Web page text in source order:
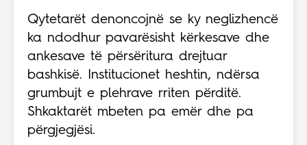
Qytetarët denoncojnë se ky neglizhencë
ka ndodhur pavarësisht kërkesave dhe
ankesave të përsëritura drejtuar
bashkisë. Institucionet heshtin, ndërsa
grumbujt e plehrave rriten përditë.
Shkaktarët mbeten pa emër dhe pa
përgjegjësi.